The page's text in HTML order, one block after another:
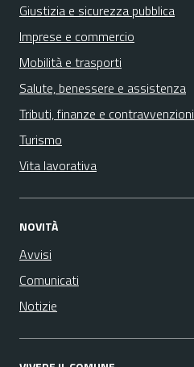
Giustizia e sicurezza pubblica
Imprese e commercio
Mobilità e trasporti
Salute, benessere e assistenza
Tributi, finanze e contravvenzioni
Turismo
Vita lavorativa
NOVITÀ
Avvisi
Comunicati
Notizie